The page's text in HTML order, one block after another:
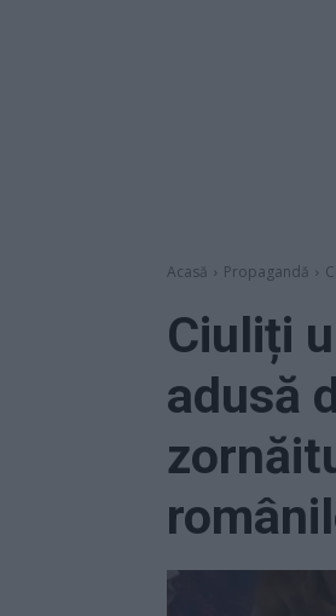
Acasă Propagandă
Ciuliți
adusă